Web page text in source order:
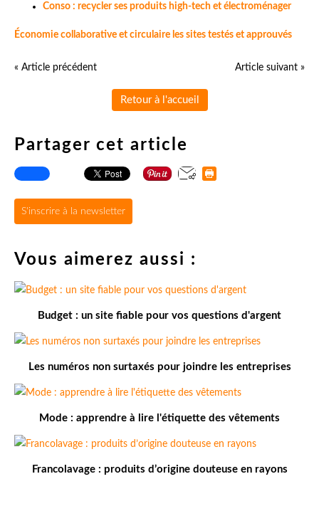
Conso : recycler ses produits high-tech et électroménager
Économie collaborative et circulaire les sites testés et approuvés
« Article précédent Article suivant »
Retour à l'accueil
Partager cet article
S'inscrire à la newsletter
Vous aimerez aussi :
Budget : un site fiable pour vos questions d'argent
Les numéros non surtaxés pour joindre les entreprises
Mode : apprendre à lire l'étiquette des vêtements
Francolavage : produits d’origine douteuse en rayons